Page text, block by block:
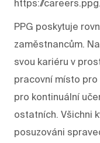
https://
PPG poskytuje
zaměstnancům.
svou kariéru v
pracovní místo
pro kontinuální
ostatních. Všichni
posuzováni